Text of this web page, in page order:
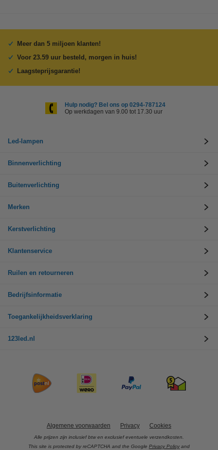
Meer dan 5 miljoen klanten!
Voor 23.59 uur besteld, morgen in huis!
Laagsteprijsgarantie!
Hulp nodig? Bel ons op 0294-787124
Op werkdagen van 9.00 tot 17.30 uur
Led-lampen
Binnenverlichting
Buitenverlichting
Merken
Kerstverlichting
Klantenservice
Ruilen en retourneren
Bedrijfsinformatie
Toegankelijkheidsverklaring
123led.nl
Algemene voorwaarden Privacy Cookies
Alle prijzen zijn inclusief btw en exclusief eventuele verzendkosten.
This site is protected by reCAPTCHA and the Google Privacy Policy and